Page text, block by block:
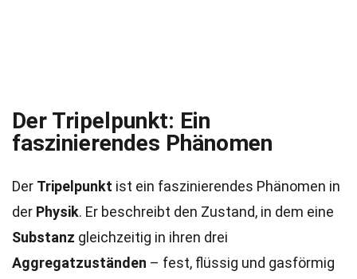
Der Tripelpunkt: Ein
faszinierendes Phänomen
Der Tripelpunkt ist ein faszinierendes Phänomen in
der Physik. Er beschreibt den Zustand, in dem eine
Substanz gleichzeitig in ihren drei
Aggregatzuständen – fest, flüssig und gasförmig